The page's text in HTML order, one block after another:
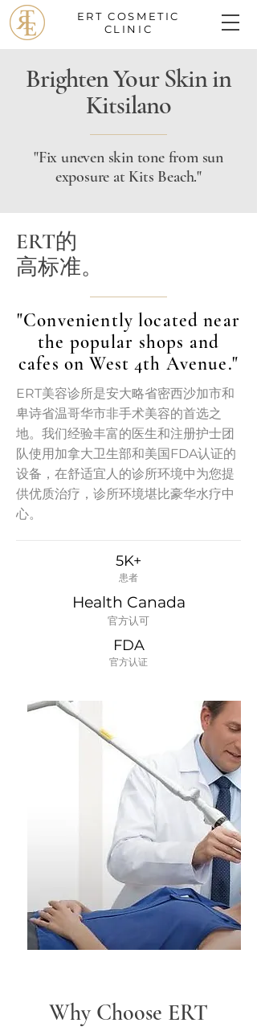
ERTCOSMETIC
CLINIC
Brighten Your Skin in
Kitsilano
"Fix uneven skin tone from sun
exposure at Kits Beach."
ERT的
高标准。
"Conveniently located near
the popular shops and
cafes on West 4th Avenue."
ERT美容诊所是安大略省密西沙加市和
卑诗省温哥华市非手术美容的首选之
地。我们经验丰富的医生和注册护士团
队使用加拿大卫生部和美国FDA认证的
设备，在舒适宜人的诊所环境中为您提
供优质治疗，诊所环境堪比豪华水疗中
心。
5K+
患者
Health Canada
官方认可
FDA
​官方认证
Why Choose ERT